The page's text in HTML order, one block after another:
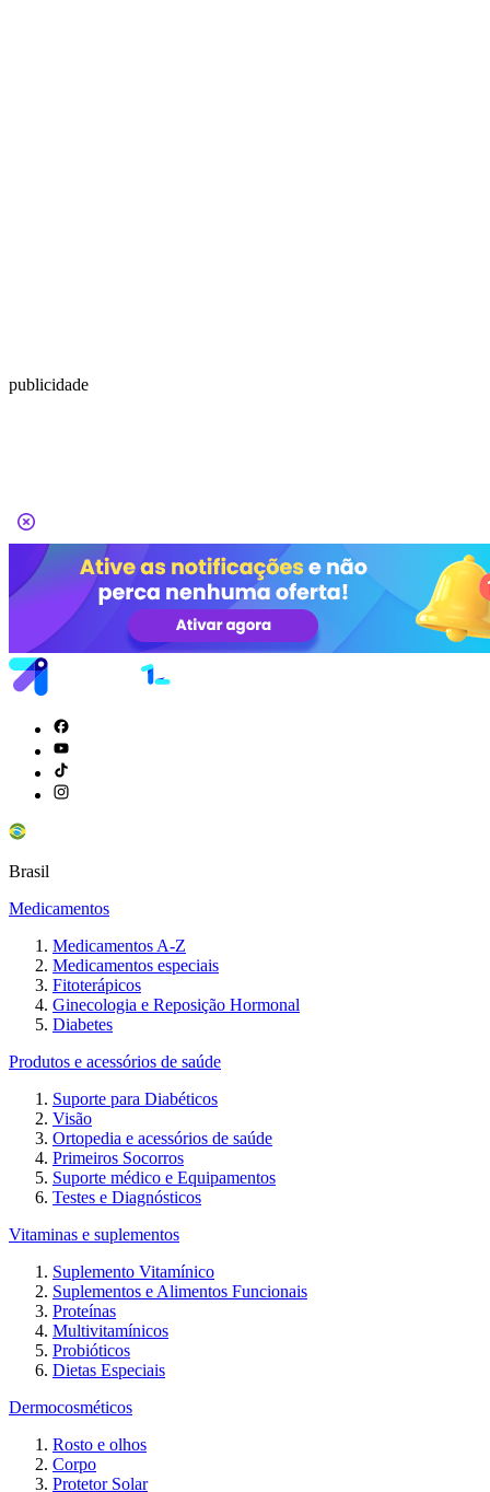
publicidade
Brasil
Medicamentos
Medicamentos A-Z
Medicamentos especiais
Fitoterápicos
Ginecologia e Reposição Hormonal
Diabetes
Produtos e acessórios de saúde
Suporte para Diabéticos
Visão
Ortopedia e acessórios de saúde
Primeiros Socorros
Suporte médico e Equipamentos
Testes e Diagnósticos
Vitaminas e suplementos
Suplemento Vitamínico
Suplementos e Alimentos Funcionais
Proteínas
Multivitamínicos
Probióticos
Dietas Especiais
Dermocosméticos
Rosto e olhos
Corpo
Protetor Solar